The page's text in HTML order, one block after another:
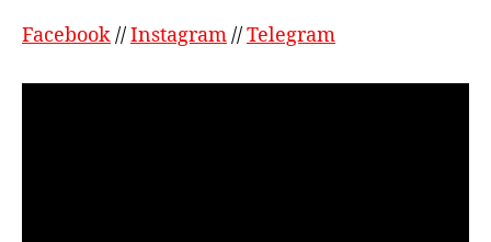
Facebook//Instagram//Telegram